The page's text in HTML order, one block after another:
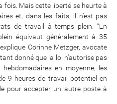
Mais cette liberté se heurte à
et, dans les faits, il n’est pas
de travail à temps plein. “En
équivaut généralement à 35
Corinne Metzger, avocate
donné que la loi n’autorise pas
en moyenne, les
9 heures de travail potentiel en
pour accepter un autre poste à